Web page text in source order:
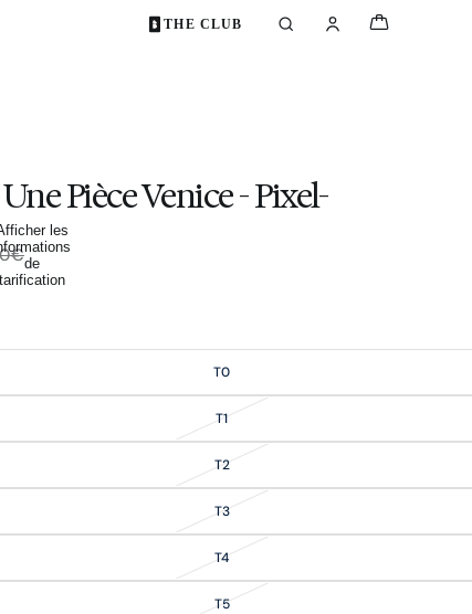
THE CLUB
Pièce Venice - Pixel-
les
de
tarification
T0
T1
T2
T3
T4
T5